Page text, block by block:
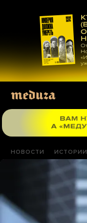
материалам
НОВОСТИ ИСТОРИИ